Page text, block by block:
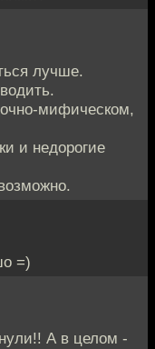
лучше.
мифическом,
и недорогие
=)
А в целом -